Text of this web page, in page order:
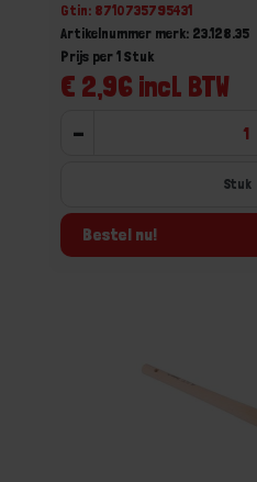
Gtin: 8710735795431
Artikelnummer merk: 23.128.35
€ 2,96 incl. BTW
Prijs per 1 Stuk
-
Bestel nu!